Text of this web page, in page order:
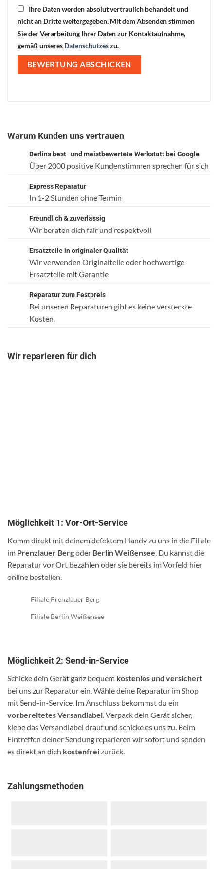
Ihre Daten werden absolut vertraulich behandelt und
nicht an Dritte weitergegeben. Mit dem Absenden stimmen
Sie der Verarbeitung Ihrer Daten zur Kontaktaufnahme,
gemäß unseres Datenschutzeszu.
Warum Kunden uns vertrauen
Berlins best- und meistbewertete Werkstatt bei Google
Über 2000 positive Kundenstimmen sprechen für sich
Express Reparatur
In 1-2 Stunden ohne Termin
Freundlich & zuverlässig
Wir beraten dich fair und respektvoll
Ersatzteile in originaler Qualität
Wir verwenden Originalteile oder hochwertige
Ersatzteile mit Garantie
Reparatur zum Festpreis
Bei unseren Reparaturen gibt es keine versteckte
Kosten.
Wir reparieren für dich
Möglichkeit 1: Vor-Ort-Service
Komm direkt mit deinem defektem Handy zu uns in die Filiale
im Prenzlauer Bergoder Berlin Weißensee . Du kannst die
Reparatur vor Ort bezahlen oder sie bereits im Vorfeld hier
online bestellen.
Filiale Prenzlauer Berg
Filiale Berlin Weißensee
Möglichkeit 2: Send-in-Service
Schicke dein Gerät ganz bequem kostenlos und versichert
bei uns zur Reparatur ein. Wähle deine Reparatur im Shop
mit Send-in-Service. Im Anschluss bekommst du ein
vorbereitetes Versandlabel . Verpack dein Gerät sicher,
klebe das Versandlabel drauf und schicke es uns zu. Beim
Eintreffen deiner Sendung reparieren wir sofort und senden
es direkt an dich kostenfreizurück.
Zahlungsmethoden